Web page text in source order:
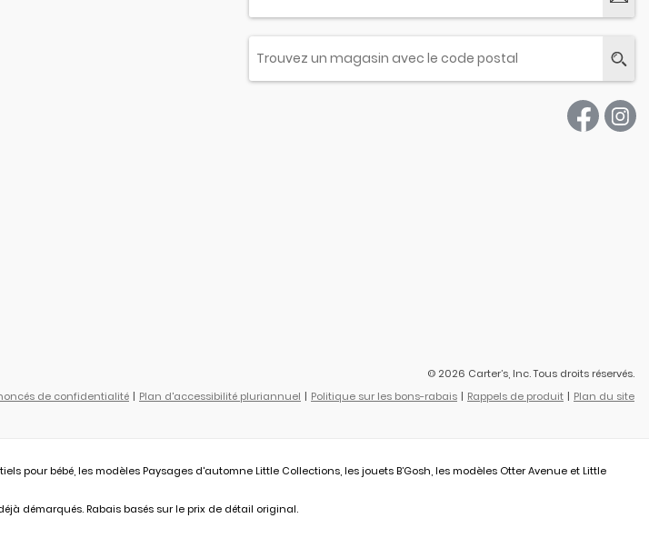
© 2026 Carter’s, Inc. Tous droits réservés.
de confidentialité Plan d'accessibilité pluriannuel Politique sur les bons-rabais Rappels de produit Plan du site
pour bébé, les modèles Paysages d'automne Little Collections, les jouets B’Gosh, les modèles Otter Avenue et Little
déjà démarqués. Rabais basés sur le prix de détail original.